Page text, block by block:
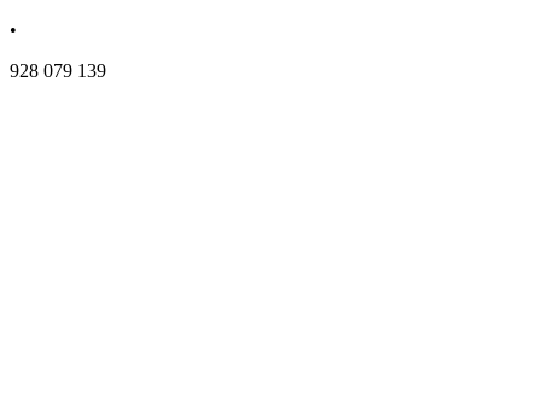
•
928 079 139